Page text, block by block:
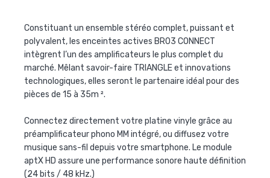
Constituant un ensemble stéréo complet, puissant et
polyvalent, les enceintes actives BR03 CONNECT
intègrent l’un des amplificateurs le plus complet du
marché. Mêlant savoir-faire TRIANGLE et innovations
technologiques, elles seront le partenaire idéal pour des
pièces de 15 à 35m ².
Connectez directement votre platine vinyle grâce au
préamplificateur phono MM intégré, ou diffusez votre
musique sans-fil depuis votre smartphone. Le module
aptX HD assure une performance sonore haute définition
(24 bits / 48 kHz.)